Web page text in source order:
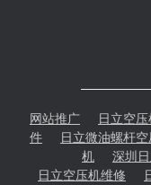
网站推广 日立空
件
日立微油螺杆
机
深圳
日立空压机维修